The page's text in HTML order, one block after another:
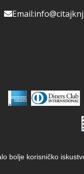
Email:
bolje korisničko